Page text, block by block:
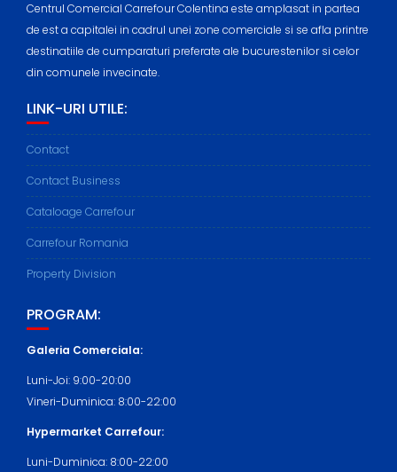
Centrul Comercial Carrefour Colentina este amplasat in partea
de est a capitalei in cadrul unei zone comerciale si se afla printre
destinatiile de cumparaturi preferate ale bucurestenilor si celor
din comunele invecinate.
LINK-URI UTILE:
Contact
Contact Business
Cataloage Carrefour
Carrefour Romania
Property Division
PROGRAM:
Galeria Comerciala:
Luni-Joi: 9:00-20:00
Vineri-Duminica: 8:00-22:00
Hypermarket Carrefour:
Luni-Duminica: 8:00-22:00